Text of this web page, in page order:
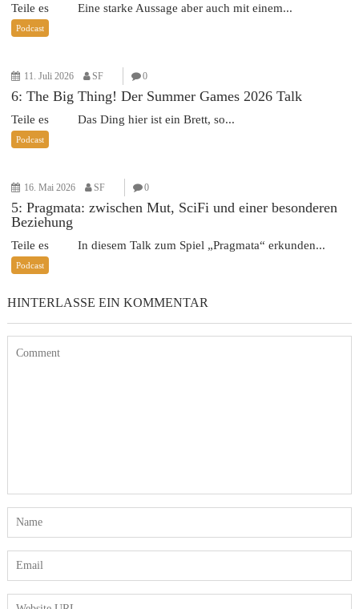
Teile es Eine starke Aussage aber auch mit einem...
Podcast
11. Juli 2026 SF 0
6: The Big Thing! Der Summer Games 2026 Talk
Teile es Das Ding hier ist ein Brett, so...
Podcast
16. Mai 2026 SF 0
5: Pragmata: zwischen Mut, SciFi und einer besonderen
Beziehung
Teile es In diesem Talk zum Spiel „Pragmata“ erkunden...
Podcast
HINTERLASSE EIN KOMMENTAR